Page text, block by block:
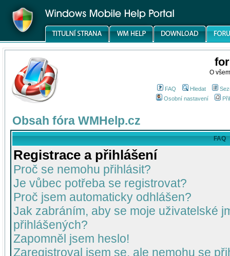
O
FAQ Hledat
Osobní nastavení
Obsah fóra WMHelp.cz
FAQ
Registrace a přihlášení
Proč se nemohu přihlásit?
Je vůbec potřeba se registrovat?
Proč jsem automaticky odhlášen?
Jak zabráním, aby se moje uživatelské
přihlášených?
Zapomněl jsem heslo!
Zaregistroval jsem se, ale nemohu se